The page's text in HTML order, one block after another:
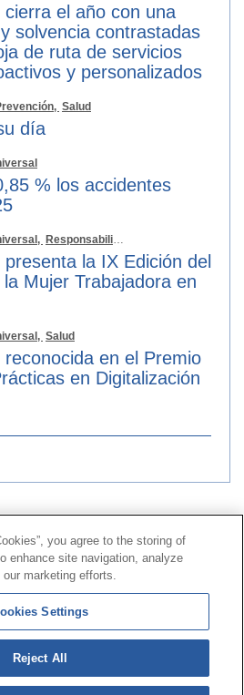
el año con una
solvencia contrastadas
de ruta de servicios
y personalizados
Salud
día
% los accidentes
Responsabilidad Social
la IX Edición del
Mujer Trabajadora en
Salud
en el Premio
en Digitalización
203|Zona Privada Comisión de
|Zona Privada Proveedor
Sanitario
| Mapa del sitio | Aviso legal
de Datos
cookies
you agree to the storing of
enhance site navigation, analyze
marketing efforts.
Settings
Reject All